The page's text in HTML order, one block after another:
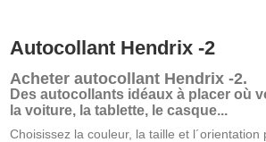
Autocollant Hendrix -2
Acheter autocollant Hendrix -2.
Des autocollants idéaux à placer où
la voiture, la tablette, le casque...
Choisissez la couleur, la taille et l´orientation